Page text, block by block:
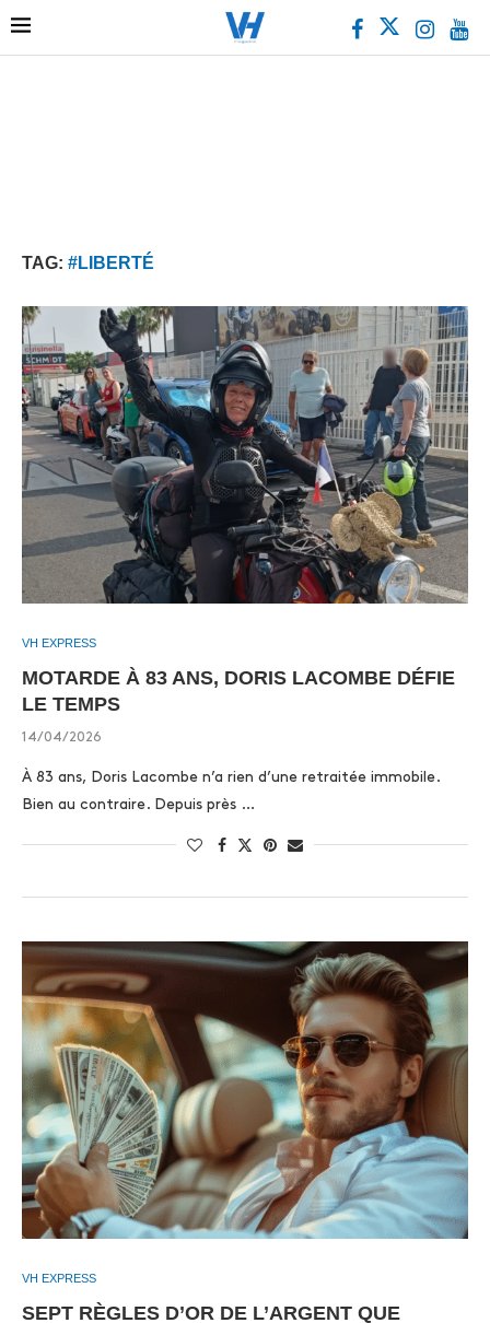
TAG: #LIBERTÉ
VH EXPRESS
MOTARDE À 83 ANS, DORIS LACOMBE DÉFIE
LE TEMPS
14/04/2026
À 83 ans, Doris Lacombe n’a rien d’une retraitée immobile.
Bien au contraire. Depuis près …
VH EXPRESS
SEPT RÈGLES D’OR DE L’ARGENT QUE